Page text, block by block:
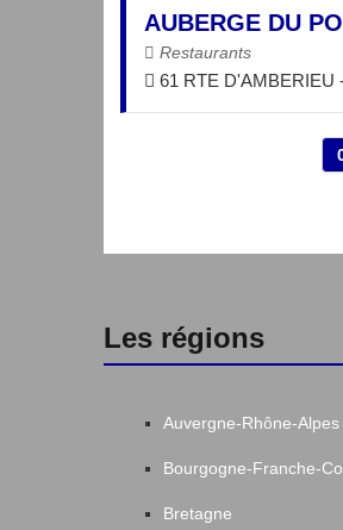
AUBERGE DU
Restaurants
61 RTE D'AMBERIEU
Les régions
Auvergne-Rhône-Alpes
Bourgogne-Franche-
Bretagne